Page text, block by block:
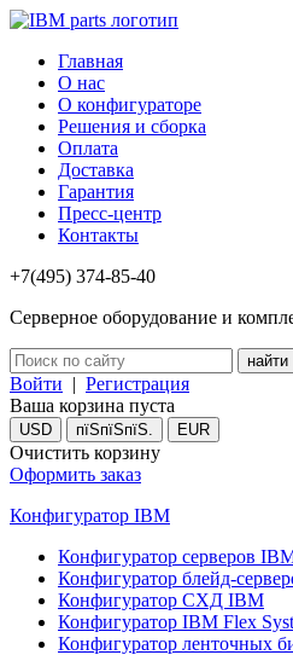
Главная
О нас
О конфигураторе
Решения и сборка
Оплата
Доставка
Гарантия
Пресс-центр
Контакты
+7(495) 374-85-40
Серверное оборудование и
Войти | Регистрация
Ваша корзина пуста
USD пїЅпїЅпїЅ. EUR
Очистить корзину
Оформить заказ
Конфигуратор IBM
Конфигуратор серверов
Конфигуратор блейд-
Конфигуратор СХД IBM
Конфигуратор IBM Flex
Конфигуратор ленточных